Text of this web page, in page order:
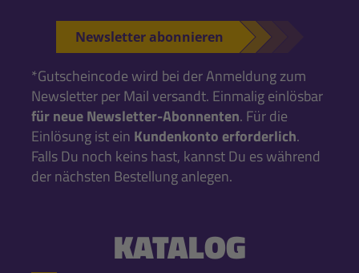
Newsletter abonnieren
*Gutscheincode wird bei der Anmeldung zum
Newsletter per Mail versandt. Einmalig einlösbar
für neue Newsletter-Abonnenten. Für die
Einlösung ist ein Kundenkonto erforderlich.
Falls Du noch keins hast, kannst Du es während
der nächsten Bestellung anlegen.
KATALOG